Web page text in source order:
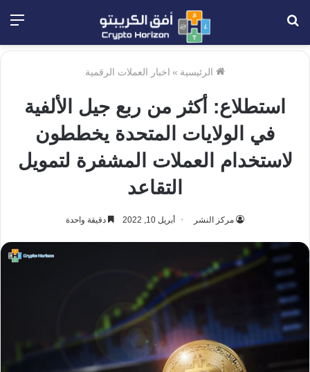
الرئيسية » اخبار العملات الرقمية
استطلاع: أكثر من ربع جيل الألفية
في الولايات المتحدة يخططون
لاستخدام العملات المشفرة لتمويل
التقاعد
مركز النشر أبريل 10, 2022 دقيقة واحدة